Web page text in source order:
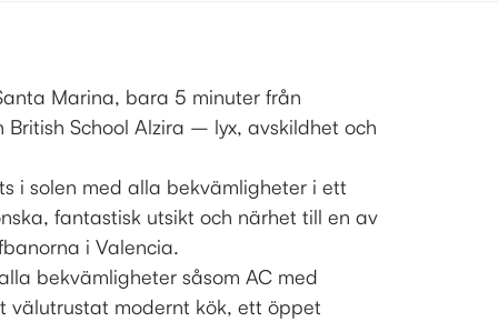
Marina, bara 5 minuter från
School Alzira – lyx, avskildhet och
i solen med alla bekvämligheter i ett
fantastisk utsikt och närhet till en av
i Valencia.
bekvämligheter såsom AC med
välutrustat modernt kök, ett öppet